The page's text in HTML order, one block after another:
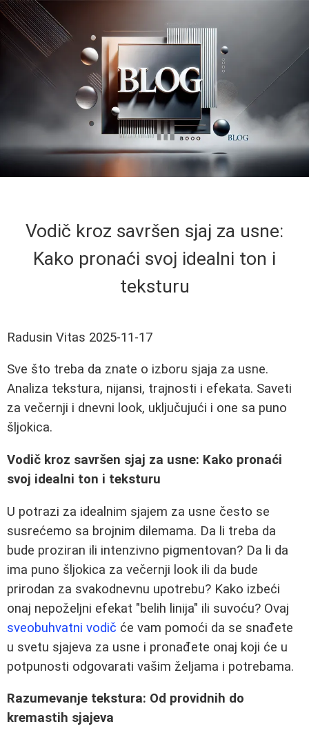
Vodič kroz savršen sjaj za usne:
Kako pronaći svoj idealni ton i
teksturu
Radusin Vitas 2025-11-17
Sve što treba da znate o izboru sjaja za usne.
Analiza tekstura, nijansi, trajnosti i efekata. Saveti
za večernji i dnevni look, uključujući i one sa puno
šljokica.
Vodič kroz savršen sjaj za usne: Kako pronaći
svoj idealni ton i teksturu
U potrazi za idealnim sjajem za usne često se
susrećemo sa brojnim dilemama. Da li treba da
bude proziran ili intenzivno pigmentovan? Da li da
ima puno šljokica za večernji look ili da bude
prirodan za svakodnevnu upotrebu? Kako izbeći
onaj nepoželjni efekat "belih linija" ili suvoću? Ovaj
sveobuhvatni vodič će vam pomoći da se snađete
u svetu sjajeva za usne i pronađete onaj koji će u
potpunosti odgovarati vašim željama i potrebama.
Razumevanje tekstura: Od providnih do
kremastih sjajeva